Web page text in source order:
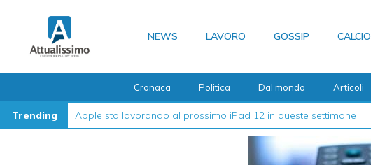
contenuto
NEWS LAVORO GOSSIP CALCIO
Cronaca Politica Dal mondo Articoli
Trending La guida definitiva su come formattare l’iPhone nel 2026